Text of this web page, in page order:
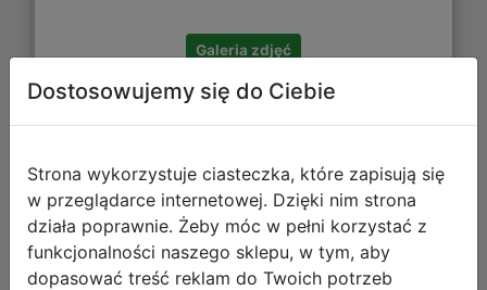
Galeria zdjęć
Bambino Gumka Myszka 003011
Dostosowujemy się do Ciebie
Strona wykorzystuje ciasteczka, które zapisują się
w przeglądarce internetowej. Dzięki nim strona
działa poprawnie. Żeby móc w pełni korzystać z
funkcjonalności naszego sklepu, w tym, aby
dopasować treść reklam do Twoich potrzeb